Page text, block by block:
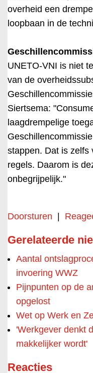
overheid een
loopbaan in de
UNETO-VNI is niet
van de
Siertsema:
laagdrempelige
stappen. Dat is zelfs
regels. Daarom is
onbegrijpelijk."
Doorsturen
Gerelateerde
Aantal
invoering WWZ
Pijnpunten op de
opgelost
Wet op Werk en
'Werkgever denkt
makkelijker wordt'
Reacties